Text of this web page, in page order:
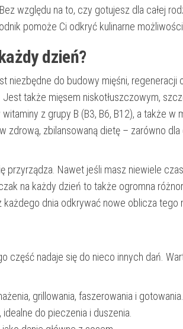
względu na to, czy gotujesz dla całej
pomoże Ci odkryć kulinarne
dzień?
niezbędne do budowy mięśni, regeneracji
także mięsem niskotłuszczowym,
z grupy B (B3, B6, B12), a także w
zbilansowaną dietę – zarówno dla
Nawet jeśli masz niewiele
na każdy dzień to także ogromna
dnia odkrywać nowe oblicza tego
część nadaje się do nieco innych dań.
grillowania, faszerowania i gotowania.
do pieczenia i duszenia.